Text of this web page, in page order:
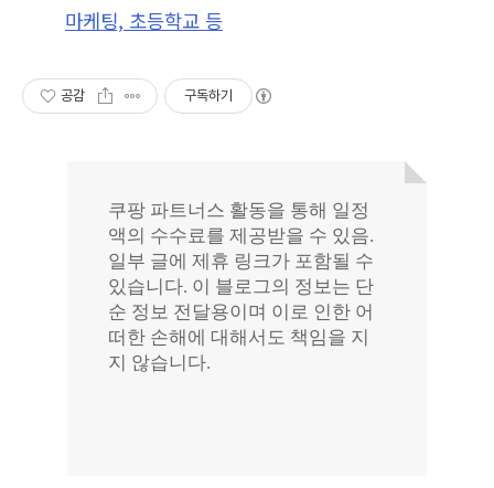
마케팅, 초등학교 등
공감 구독하기